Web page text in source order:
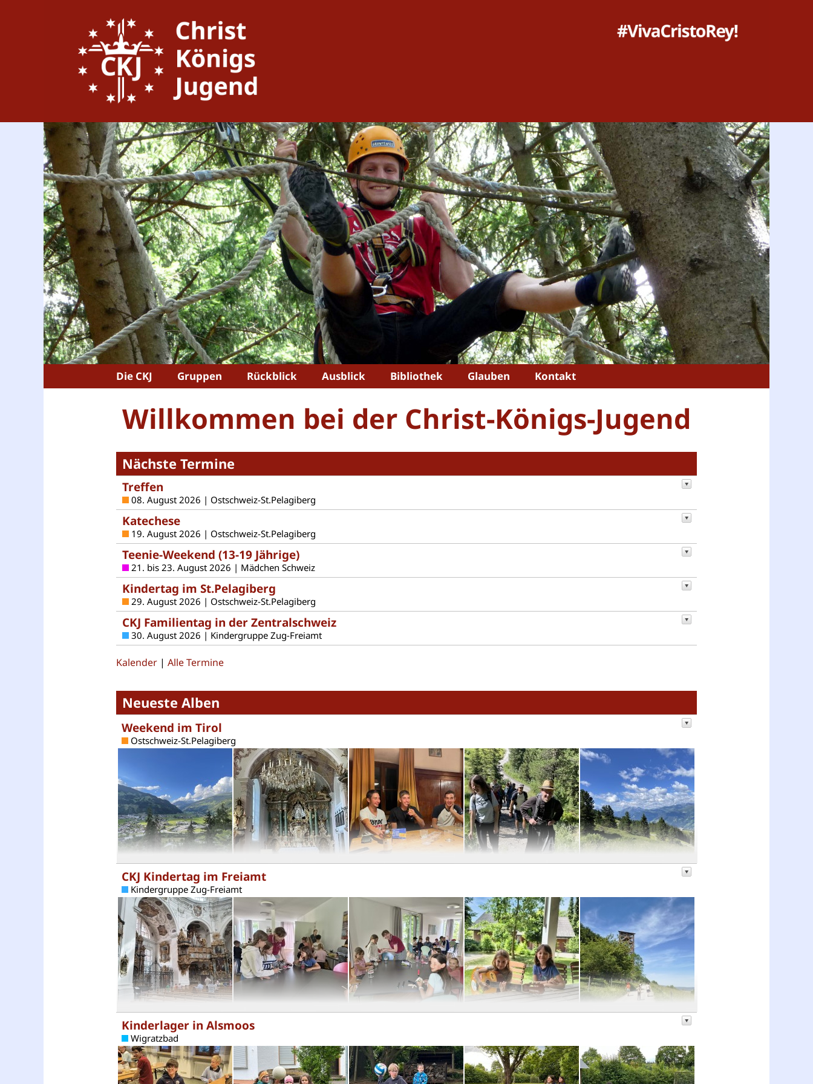
Die CKJ Gruppen Rückblick Ausblick Bibliothek Glauben Kontakt
Willkommen bei der Christ-Königs-Jugend
Nächste Termine
Treffen
08. August 2026 | Ostschweiz-St.Pelagiberg
Katechese
19. August 2026 | Ostschweiz-St.Pelagiberg
Teenie-Weekend (13-19 Jährige)
21. bis 23. August 2026 | Mädchen Schweiz
Kindertag im St.Pelagiberg
29. August 2026 | Ostschweiz-St.Pelagiberg
CKJ Familientag in der Zentralschweiz
30. August 2026 | Kindergruppe Zug-Freiamt
Kalender | Alle Termine
Neueste Alben
Weekend im Tirol
Ostschweiz-St.Pelagiberg
CKJ Kindertag im Freiamt
Kindergruppe Zug-Freiamt
Kinderlager in Alsmoos
Wigratzbad